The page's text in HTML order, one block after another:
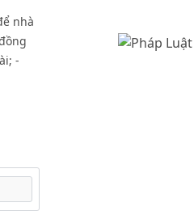
nhà
-